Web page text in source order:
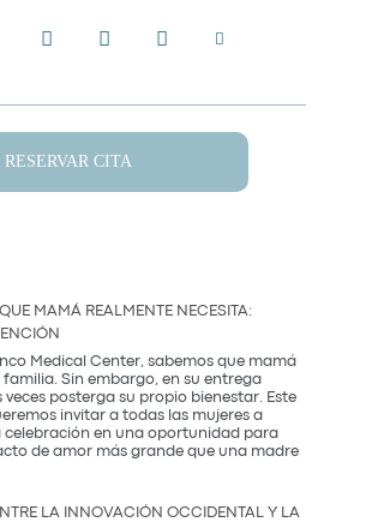
RESERVAR CITA
MAMÁ REALMENTE NECESITA:
Medical Center, sabemos que mamá
familia. Sin embargo, en su entrega
posterga su propio bienestar. Este
invitar a todas las mujeres a
en una oportunidad para
de amor más grande que una madre
LA INNOVACIÓN OCCIDENTAL Y LA